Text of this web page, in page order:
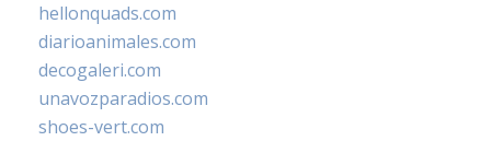
hellonquads.com
diarioanimales.com
decogaleri.com
unavozparadios.com
shoes-vert.com